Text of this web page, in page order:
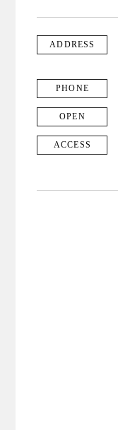
ADDRESS
PHONE
OPEN
ACCESS